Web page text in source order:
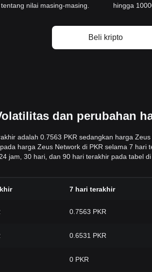
nilai masing-masing.
hingga
Beli kripto
dan perubahan
adalah 0.7563 PKR sedangkan harga
harga Zeus Network di PKR selama 7
jam, 30 hari, dan 90 hari terakhir pada tabel di
7 hari terakhir
0.7563 PKR
0.6531 PKR
0 PKR